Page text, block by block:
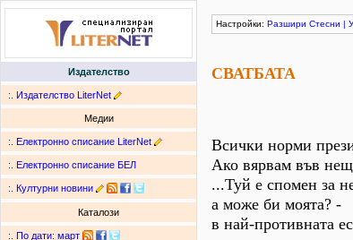
Издателство
:. Издателство LiterNet
Медии
:. Електронно списание LiterNet
:. Електронно списание БЕЛ
:. Културни новини
Каталози
:. По дати: март
Настройки: Разшири Стесни |
СВАТБАТА
Всички норми
Ако вярвам във
...Туй е спомен за
а може би моята? -
в най-противната